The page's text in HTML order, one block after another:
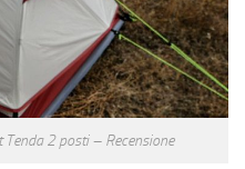
2 posti – Recensione